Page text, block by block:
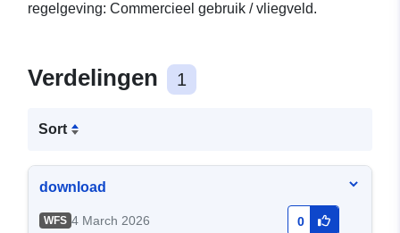
regelgeving: Commercieel gebruik / vliegveld.
Verdelingen 1
Sort
download
WFS 4 March 2026 0